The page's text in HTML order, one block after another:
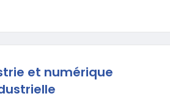
et numérique